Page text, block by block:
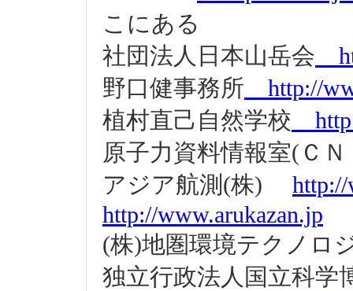
こにある
社団法人日本山岳会
野口健事務所 http://
植村直己自然学校
原子力資料情報室(Ｃ
アジア航測(株)
http://www.arukazan.jp
(株)地圏環境テクノロ
独立行政法人国立科学